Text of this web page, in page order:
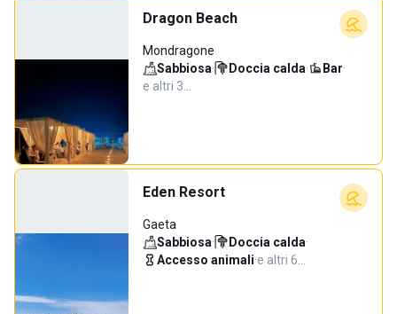
Dragon Beach
Mondragone
Sabbiosa· Doccia calda· Bar·
e altri 3…
Eden Resort
Gaeta
Sabbiosa· Doccia calda·
Accesso animali·e altri 6…